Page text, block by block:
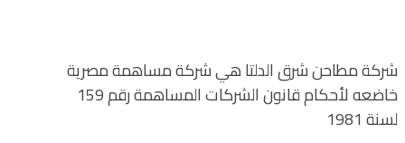
شركة مطاحن شرق الدلتا هي شركة مساهمة مصرية
خاضعه لأحكام قانون الشركات المساهمة رقم 159
لسنة 1981